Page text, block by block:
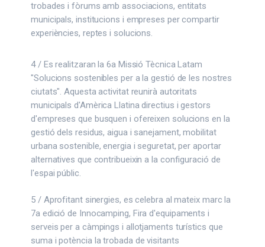
trobades i fòrums amb associacions, entitats
municipals, institucions i empreses per compartir
experiències, reptes i solucions.
4 / Es realitzaran la 6a Missió Tècnica Latam
"Solucions sostenibles per a la gestió de les nostres
ciutats". Aquesta activitat reunirà autoritats
municipals d'Amèrica Llatina directius i gestors
d'empreses que busquen i ofereixen solucions en la
gestió dels residus, aigua i sanejament, mobilitat
urbana sostenible, energia i seguretat, per aportar
alternatives que contribueixin a la configuració de
l'espai públic.
5 / Aprofitant sinergies, es celebra al mateix marc la
7a edició de Innocamping, Fira d'equipaments i
serveis per a càmpings i allotjaments turístics que
suma i potència la trobada de visitants